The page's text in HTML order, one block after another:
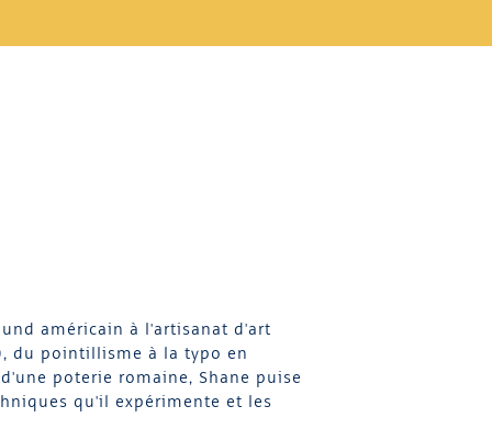
américain à l'artisanat d'art
du pointillisme à la typo en
poterie romaine, Shane puise
qu'il expérimente et les